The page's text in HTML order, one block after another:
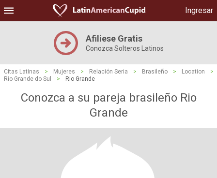
Ingresar
Afiliese Gratis
Conozca Solteros Latinos
Citas Latinas > Mujeres > Relación Seria > Brasileño > Location
>
Rio Grande do Sul
> Rio Grande
Conozca a su pareja brasileño Rio
Grande